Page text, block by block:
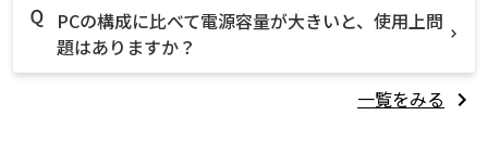
PCの構成に比べて電源容量が大きいと、使用上問
題はありますか？
一覧をみる